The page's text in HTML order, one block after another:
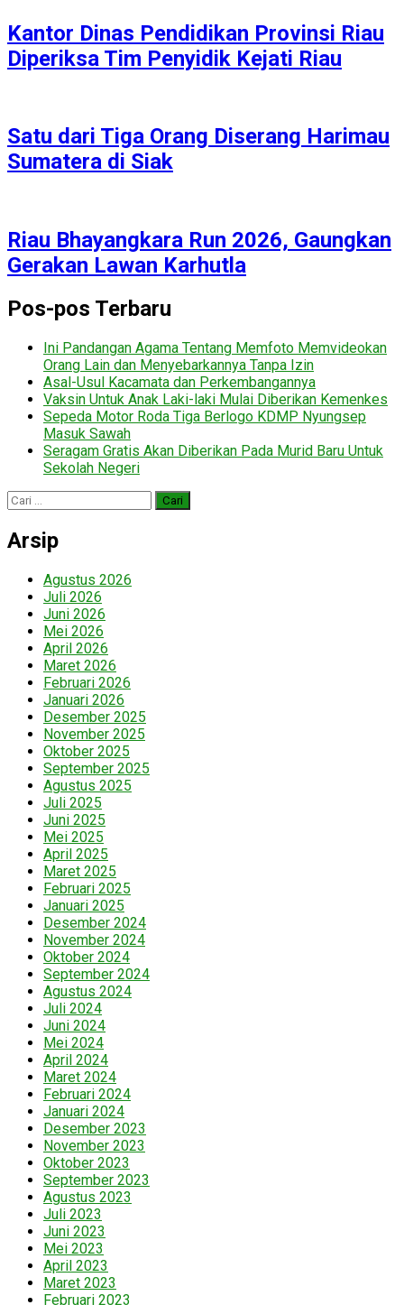
Kantor Dinas Pendidikan Provinsi Riau
Diperiksa Tim Penyidik Kejati Riau
Satu dari Tiga Orang Diserang Harimau
Sumatera di Siak
Riau Bhayangkara Run 2026, Gaungkan
Gerakan Lawan Karhutla
Pos-pos Terbaru
Ini Pandangan Agama Tentang Memfoto Memvideokan
Orang Lain dan Menyebarkannya Tanpa Izin
Asal-Usul Kacamata dan Perkembangannya
Vaksin Untuk Anak Laki-laki Mulai Diberikan Kemenkes
Sepeda Motor Roda Tiga Berlogo KDMP Nyungsep
Masuk Sawah
Seragam Gratis Akan Diberikan Pada Murid Baru Untuk
Sekolah Negeri
Cari
untuk:
Arsip
Agustus 2026
Juli 2026
Juni 2026
Mei 2026
April 2026
Maret 2026
Februari 2026
Januari 2026
Desember 2025
November 2025
Oktober 2025
September 2025
Agustus 2025
Juli 2025
Juni 2025
Mei 2025
April 2025
Maret 2025
Februari 2025
Januari 2025
Desember 2024
November 2024
Oktober 2024
September 2024
Agustus 2024
Juli 2024
Juni 2024
Mei 2024
April 2024
Maret 2024
Februari 2024
Januari 2024
Desember 2023
November 2023
Oktober 2023
September 2023
Agustus 2023
Juli 2023
Juni 2023
Mei 2023
April 2023
Maret 2023
Februari 2023